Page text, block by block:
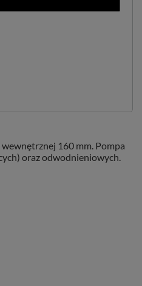
160 mm. Pompa
oraz odwodnieniowych.